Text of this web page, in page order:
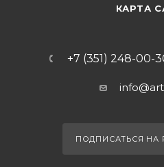
КАРТА
+7 (351) 248-00-
ПОДПИСАТЬСЯ НА